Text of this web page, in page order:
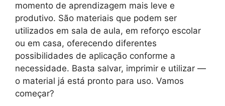
momento de aprendizagem mais leve e
produtivo. São materiais que podem ser
utilizados em sala de aula, em reforço escolar
ou em casa, oferecendo diferentes
possibilidades de aplicação conforme a
necessidade. Basta salvar, imprimir e utilizar —
o material já está pronto para uso. Vamos
começar?